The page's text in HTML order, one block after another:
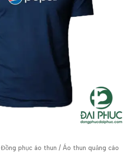
Đồng phục áo thun / Áo thun quảng cáo